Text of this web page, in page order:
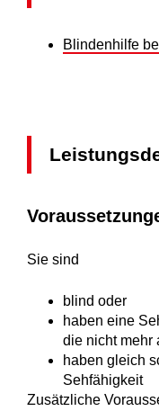
Blindenhilfe
Sie sind
blind oder
haben eine
die nicht mehr
haben gleich
Sehfähigkeit
Zusätzliche